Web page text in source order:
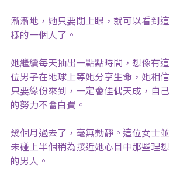
漸漸地，她只要閉上眼，就可以看到這
樣的一個人了。
她繼續每天抽出一點點時間，想像有這
位男子在地球上等她分享生命，她相信
只要緣份來到，一定會佳偶天成，自己
的努力不會白費。
幾個月過去了，毫無動靜。這位女士並
未碰上半個稍為接近她心目中那些理想
的男人。